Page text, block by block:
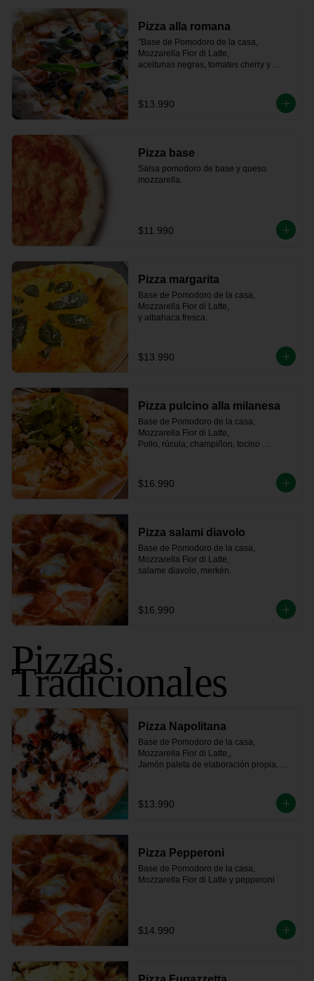
Pizza alla romana
"Base de Pomodoro de la casa,
Mozzarella Fior di Latte,
aceitunas negras, tomates cherry y
$13.990
Pizza base
Salsa pomodoro de base y queso
mozzarella.
$11.990
Pizza margarita
Base de Pomodoro de la casa,
Mozzarella Fior di Latte,
y albahaca fresca.
$13.990
Pizza pulcino alla milanesa
Base de Pomodoro de la casa,
Mozzarella Fior di Latte,
Pollo, rúcula, champiñon, tocino
$16.990
Pizza salami diavolo
Base de Pomodoro de la casa,
Mozzarella Fior di Latte,
salame diavolo, merkén.
$16.990
Pizzas
Tradicionales
Pizza Napolitana
Base de Pomodoro de la casa,
Mozzarella Fior di Latte,,
Jamón paleta de elaboración propia,
$13.990
Pizza Pepperoni
Base de Pomodoro de la casa,
Mozzarella Fior di Latte y pepperoni
$14.990